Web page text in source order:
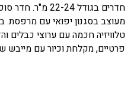
חדרים בגודל 22-
מעוצב בסגנון יפואי עם מרפסת.
טלוויזיה חכמה עם ערוצי כבלים
פרטיים, מקלחת וכיור עם מייבש